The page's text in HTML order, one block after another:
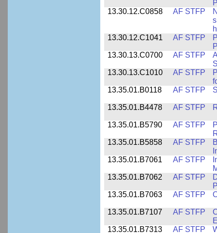
13.30.12.C0858
AF STFP
13.30.12.C1041
AF STFP
13.30.13.C0700
AF STFP
13.30.13.C1010
AF STFP
13.35.01.B0118
AF STFP
13.35.01.B4478 AF STFP
13.35.01.B5790 AF STFP
13.35.01.B5858
AF STFP
13.35.01.B7061
AF STFP
13.35.01.B7062
AF STFP
13.35.01.B7063
AF STFP
13.35.01.B7107 AF STFP
13.35.01.B7313
AF STFP